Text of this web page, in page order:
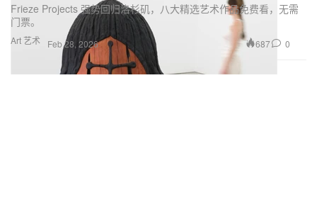
Art 艺术
Frieze Projects 强势回归洛杉矶，八大精选艺术作品免费看，无需
门票。
Feb 28, 2026 687 0